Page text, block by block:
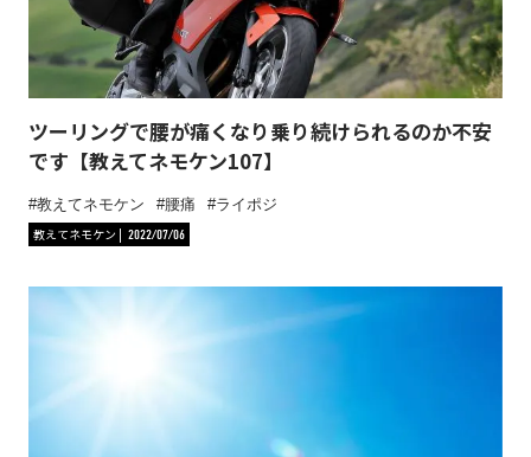
ツーリングで腰が痛くなり乗り続けられるのか不安
です【教えてネモケン107】
教えてネモケン 腰痛
ライポジ
教えてネモケン
2022/07/06